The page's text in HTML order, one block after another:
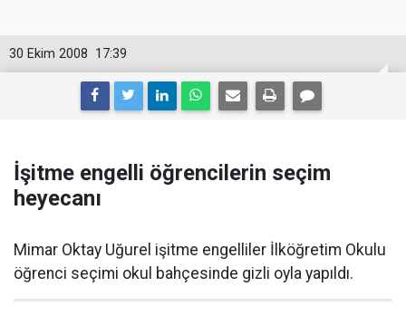
17:39
30 Ekim 2008
İşitme engelli öğrencilerin seçim
heyecanı
Mimar Oktay Uğurel işitme engelliler İlköğretim Okulu
öğrenci seçimi okul bahçesinde gizli oyla yapıldı.